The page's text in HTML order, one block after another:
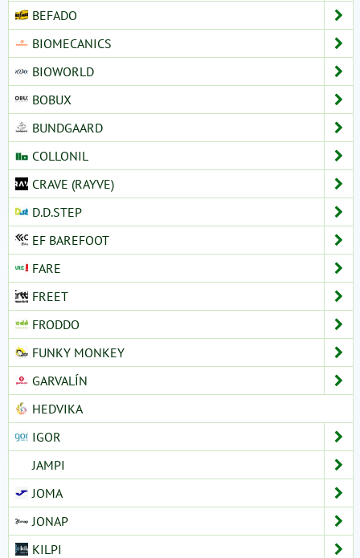
BEFADO
BIOMECANICS
BIOWORLD
BOBUX
BUNDGAARD
COLLONIL
CRAVE (RAYVE)
D.D.STEP
EF BAREFOOT
FARE
FREET
FRODDO
FUNKY MONKEY
GARVALÍN
HEDVIKA
IGOR
JAMPI
JOMA
JONAP
KILPI